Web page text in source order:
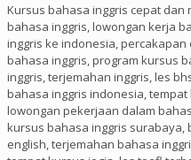
Kursus bahasa inggris cepat dan
bahasa inggris, lowongan kerja
inggris ke indonesia,
bahasa inggris, program kursus
inggris, terjemahan inggris, les
bahasa inggris indonesia,
lowongan pekerjaan dalam
kursus bahasa inggris surabaya,
english, terjemahan bahasa